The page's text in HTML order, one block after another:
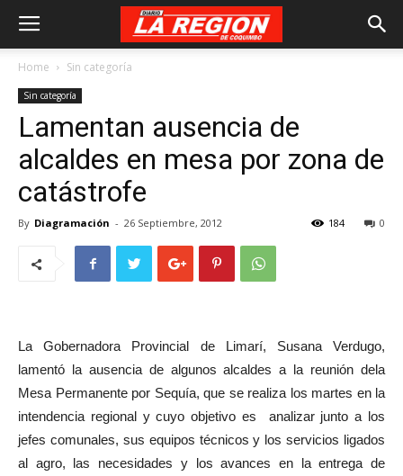
Home Sin categoría
Sin categoría
Lamentan ausencia de
alcaldes en mesa por zona de
catástrofe
By Diagramación - 26 Septiembre, 2012 0
184
La Gobernadora Provincial de Limarí, Susana Verdugo,
lamentó la ausencia de algunos alcaldes a la reunión dela
Mesa Permanente por Sequía, que se realiza los martes en la
intendencia regional y cuyo objetivo es analizar junto a los
jefes comunales, sus equipos técnicos y los servicios ligados
al agro, las necesidades y los avances en la entrega de